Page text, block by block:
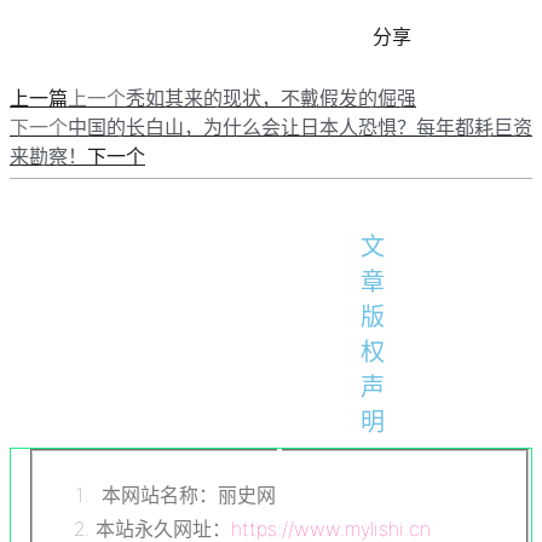
分享
上一篇 上一个秃如其来的现状，不戴假发的倔强
下一个中国的长白山，为什么会让日本人恐惧？每年都耗巨资
来勘察！ 下一个
文
章
版
权
声
明
本网站名称：丽史网
本站永久网址： https://www.mylishi.cn